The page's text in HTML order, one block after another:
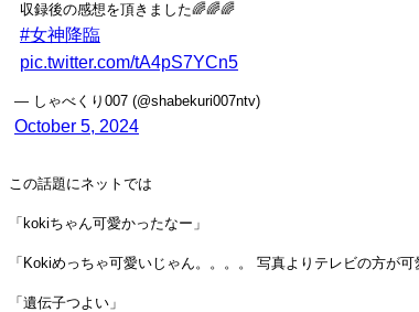
収録後の感想を頂きました🌈🌈🌈
#女神降臨
pic.twitter.com/tA4pS7YCn5
— しゃべくり007 (@shabekuri007ntv)
October 5, 2024
この話題にネットでは
「kokiちゃん可愛かったなー」
「Kokiめっちゃ可愛いじゃん。。。。 写真よりテレビの方が可
「遺伝子つよい」